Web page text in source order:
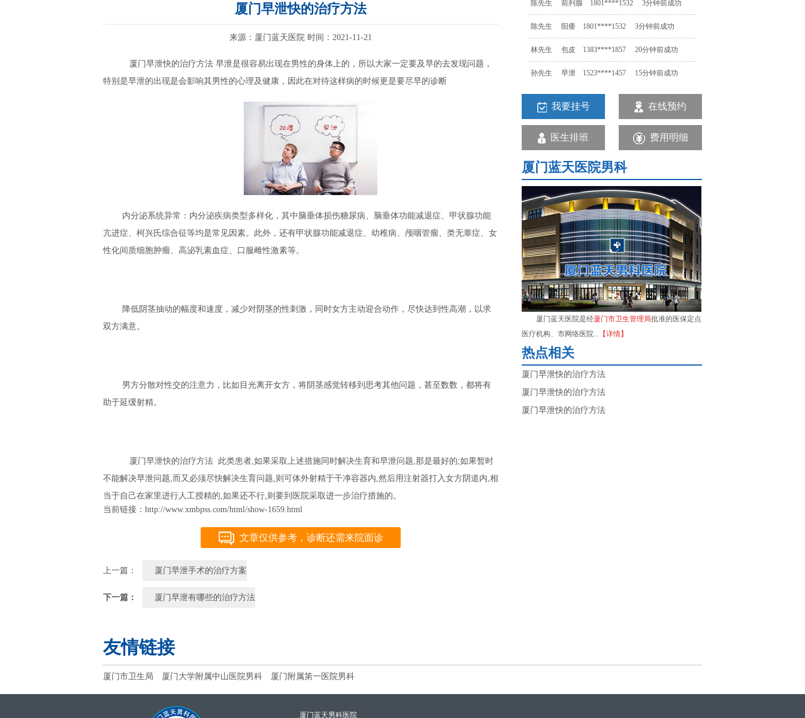
厦门早泄快的治疗方法
来源： 厦门蓝天医院 时间：2021-11-21
厦门早泄快的治疗方法 早泄是很容易出现在男性的身体上的，所以大家一定要及早的去发现问题，
特别是早泄的出现是会影响其男性的心理及健康，因此在对待这样病的时候更是要尽早的诊断
内分泌系统异常：内分泌疾病类型多样化，其中脑垂体损伤糖尿病、脑垂体功能减退症、甲状腺功能
亢进症、柯兴氏综合征等均是常见因素。此外，还有甲状腺功能减退症、幼稚病、颅咽管瘤、类无睾症、女
性化间质细胞肿瘤、高泌乳素血症、口服雌性激素等。
降低阴茎抽动的幅度和速度，减少对阴茎的性刺激，同时女方主动迎合动作，尽快达到性高潮，以求
双方满意。
男方分散对性交的注意力，比如目光离开女方，将阴茎感觉转移到思考其他问题，甚至数数，都将有
助于延缓射精。
厦门早泄快的治疗方法 此类患者,如果采取上述措施同时解决生育和早泄问题,那是最好的;如果暂时
不能解决早泄问题,而又必须尽快解决生育问题,则可体外射精于干净容器内,然后用注射器打入女方阴道内,相
当于自己在家里进行人工授精的,如果还不行,则要到医院采取进一步治疗措施的。
当前链接：http://www.xmbpss.com/html/show-1659.html
文章仅供参考，诊断还需来院面诊
上一篇： 厦门早泄手术的治疗方案
下一篇： 厦门早泄有哪些的治疗方法
陈先生 前列腺 1801****1532 3分钟前成功
我要挂号 在线预约
医生排班 费用明细
厦门蓝天医院男科
厦门蓝天医院是经厦门市卫生管理局批准的医保定点
医疗机构、市网络医院...
【详情】
热点相关
厦门早泄快的治疗方法
厦门早泄快的治疗方法
厦门早泄快的治疗方法
友情链接
厦门市卫生局 厦门大学附属中山医院男科 厦门附属第一医院男科
厦门蓝天男科医院